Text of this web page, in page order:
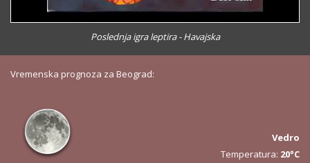
Poslednja igra leptira - Havajska
Vremenska prognoza za Beograd:
Vedro
Temperatura: 20°C